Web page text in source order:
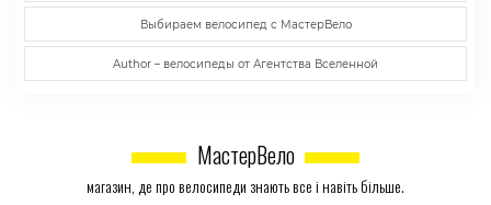
Выбираем велосипед с МастерВело
Author – велосипеды от Агентства Вселенной
МастерВело
магазин, де про велосипеди знають все і навіть більше.